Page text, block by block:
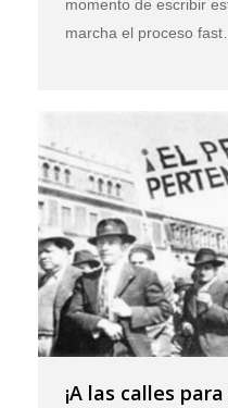
momento de escribir
marcha el proceso fast…
¡A las calles